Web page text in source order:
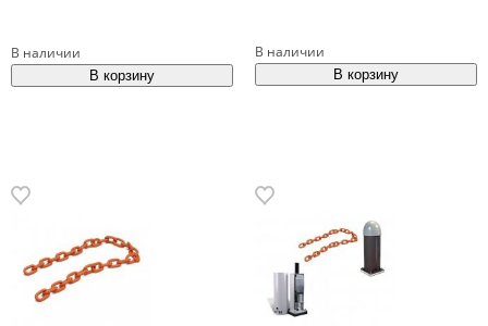
В наличии В наличии